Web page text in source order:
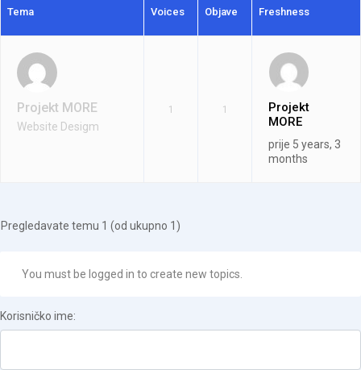
Tema Voices Objave Freshness
Projekt MORE
Website Desigm
1 1
Projekt
MORE
prije 5 years, 3
months
Pregledavate temu 1 (od ukupno 1)
You must be logged in to create new topics.
Korisničko ime: